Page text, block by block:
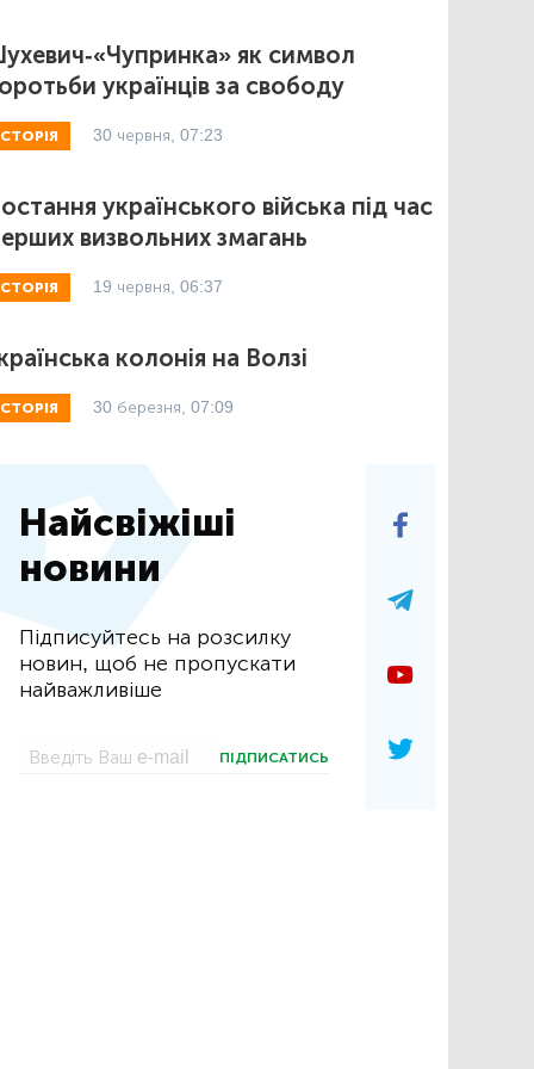
«Чупринка» як символ
українців за свободу
30 червня, 07:23
українського війська під час
визвольних змагань
19 червня, 06:37
колонія на Волзі
30 березня, 07:09
Найсвіжіші
новини
Підписуйтесь на розсилку
новин, щоб не пропускати
найважливіше
ПІДПИСАТИСЬ